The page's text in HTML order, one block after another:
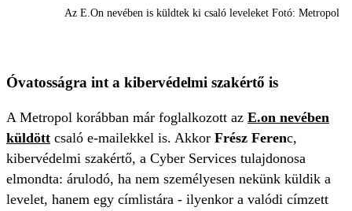
Az E.On nevében is küldtek ki csaló leveleket Fotó: Metropol
Óvatosságra int a kibervédelmi szakértő is
A Metropol korábban már foglalkozott az E.on nevében
küldött csaló e-mailekkel is. Akkor Frész Ferenc,
kibervédelmi szakértő, a Cyber Services tulajdonosa
elmondta: árulodó, ha nem személyesen nekünk küldik a
levelet, hanem egy címlistára - ilyenkor a valódi címzett